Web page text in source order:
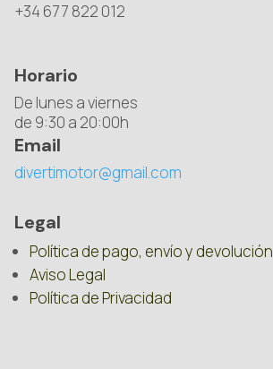
+34 677 822 012
Horario
De lunes a viernes
de 9:30 a 20:00h
Email
divertimotor@gmail.com
Legal
Política de pago, envío y devolución
Aviso Legal
Política de Privacidad